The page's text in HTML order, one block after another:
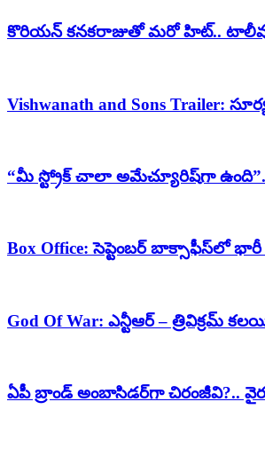
కొరియన్ కనకరాజుతో మరో హిట్..
Vishwanath and Sons Trailer:
“మీ స్ట్రోక్ చాలా అమేచ్యూరిష్‌గా
Box Office: సెప్టెంబర్ బాక్సాఫీస్‌లో
God Of War: ఎన్టీఆర్ – త్రివిక్రమ్
ఏపీ బ్రాండ్ అంబాసిడర్‌గా చిరంజీవి?..